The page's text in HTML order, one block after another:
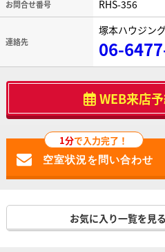
お問合せ番号 RHS-356
連絡先
塚本ハウジン
06-
WEB来店
1分で入力完了！
お気に入り一覧を見る